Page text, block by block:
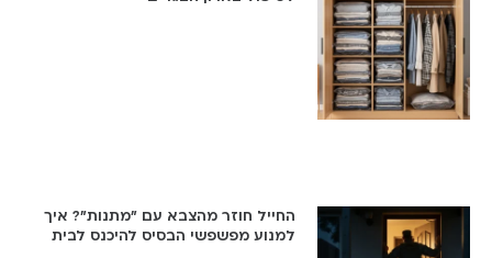
החייל חוזר מהצבא עם "מתנות"? איך
למנוע מפשפשי הבסיס להיכנס לבית